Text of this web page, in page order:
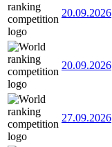
20.09.2026
20.09.2026
27.09.2026